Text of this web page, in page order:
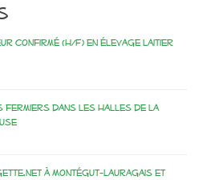
confirmé (H/F) en élevage laitier
fermiers dans les Halles de la
à Montégut-Lauragais et